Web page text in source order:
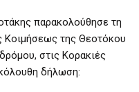
παρακολούθησε τη
Κοιμήσεως της Θεοτόκου
στις Κορακιές
δήλωση: